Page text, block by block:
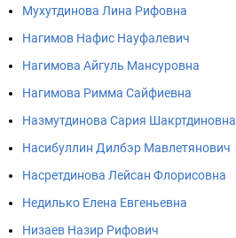
Мухутдинова Лина Рифовна
Нагимов Нафис Науфалевич
Нагимова Айгуль Мансуровна
Нагимова Римма Сайфиевна
Назмутдинова Сария Шакртдиновна
Насибуллин Дилбэр Мавлетянович
Насретдинова Лейсан Флорисовна
Недилько Елена Евгеньевна
Низаев Назир Рифович